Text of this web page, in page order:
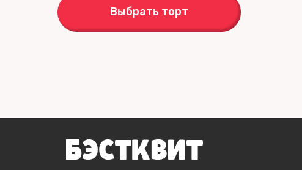
Выбрать торт